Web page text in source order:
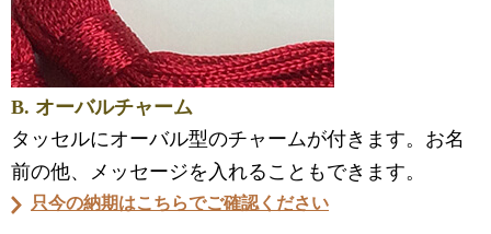
B. オーバルチャーム
タッセルにオーバル型のチャームが付きます。お名
前の他、メッセージを入れることもできます。
只今の納期はこちらでご確認ください